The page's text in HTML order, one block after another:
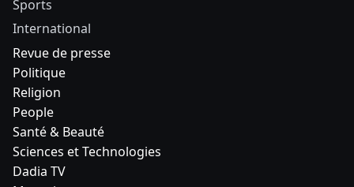
Sports
International
Revue de presse
Politique
Religion
People
Santé & Beauté
Sciences et Technologies
Dadia TV